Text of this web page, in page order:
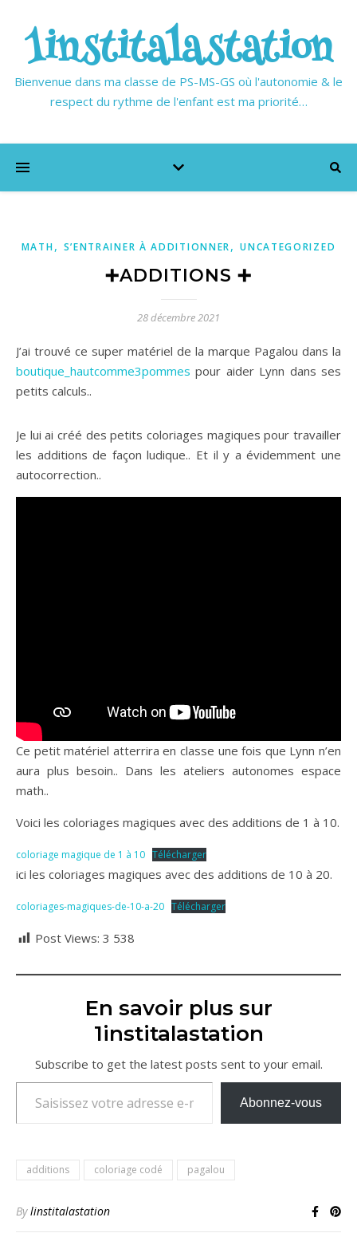
1institalastation
Bienvenue dans ma classe de PS-MS-GS où l'autonomie & le
respect du rythme de l'enfant est ma priorité…
MATH, S’ENTRAINER À ADDITIONNER,UNCATEGORIZED
➕ADDITIONS ➕
28 décembre 2021
J’ai trouvé ce super matériel de la marque Pagalou dans la
boutique_hautcomme3pommes pour aider Lynn dans ses
petits calculs..
Je lui ai créé des petits coloriages magiques pour travailler
les additions de façon ludique.. Et il y a évidemment une
autocorrection..
Ce petit matériel atterrira en classe une fois que Lynn n’en
aura plus besoin.. Dans les ateliers autonomes espace
math..
Voici les coloriages magiques avec des additions de 1 à 10.
coloriage magique de 1 à 10 Télécharger
ici les coloriages magiques avec des additions de 10 à 20.
coloriages-magiques-de-10-a-20 Télécharger
Post Views: 3 538
En savoir plus sur
1institalastation
Subscribe to get the latest posts sent to your email.
Saisissez votre adresse e-mail…
Abonnez-vous
additions coloriage codé pagalou
Bylinstitalastation